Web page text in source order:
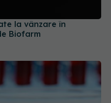
la vânzare în
Biofarm